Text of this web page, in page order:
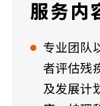
服务内
专业团队
者评估残
及发展计